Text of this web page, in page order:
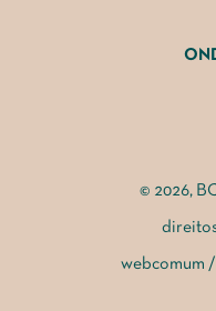
© 2026,
webcomum /